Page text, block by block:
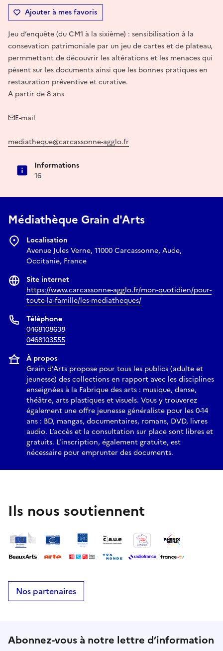
Ajouter à mes favoris
Jeu d’enquête (du CM1 à la sixième) : sensibilisation à la
consevation patrimoniale par un jeu de cartes et de plateau,
permmettant de découvrir les altérations et les menaces qui
pèsent sur les documents ainsi que les bonnes pratiques en
restauration préventive et curative.
A partir de 8 ans
E-mail
mediatheque@carcassonne-agglo.fr
Informations
16
Médiathèque Grain d'Arts
Localisation
Avenue Jules Verne, 11000 Carcassonne, Aude,
Occitanie, France
Site internet
https://www.carcassonne-agglo.fr/mon-quotidien/pour-
toute-la-famille/les-mediatheques/
Téléphone
0468108638
0468103555
À propos
Grain d’Arts propose pour tous les publics (adulte et
jeunesse) des collections en rapport avec les disciplines
enseignées à la Fabrique des arts : musique, danse,
théâtre, arts plastiques et visuels. Vous y trouverez
également une offre jeunesse généraliste pour les 0-14
ans : BD, mangas, documentaires, romans, DVD, livres
audio. L’accès et la consultation sur place sont libres et
gratuits. L’inscription, également gratuite, est
nécessaire pour emprunter des documents.
Ils nous soutiennent
Nos partenaires
Abonnez-vous à notre lettre d’information